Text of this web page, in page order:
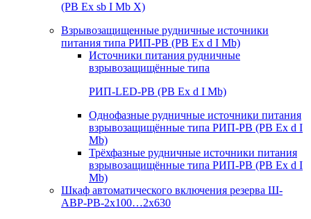
(РВ Ex sb I Mb Х)
Взрывозащищенные рудничные источники
питания типа РИП-РВ (РВ Ex d I Mb)
Источники питания рудничные
взрывозащищённые типа
РИП-LED-РВ (РВ Ex d I Mb)
Однофазные рудничные источники питания
взрывозащищённые типа РИП-РВ (РВ Ex d I
Mb)
Трёхфазные рудничные источники питания
взрывозащищённые типа РИП-РВ (РВ Ex d I
Mb)
Шкаф автоматического включения резерва Ш-
АВР-РВ-2х100…2х630